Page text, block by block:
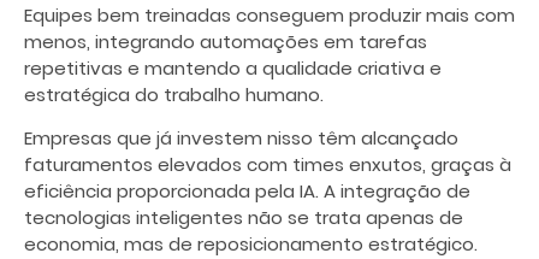
Equipes bem treinadas conseguem produzir mais com
menos, integrando automações em tarefas
repetitivas e mantendo a qualidade criativa e
estratégica do trabalho humano.
Empresas que já investem nisso têm alcançado
faturamentos elevados com times enxutos, graças à
eficiência proporcionada pela IA. A integração de
tecnologias inteligentes não se trata apenas de
economia, mas de reposicionamento estratégico.